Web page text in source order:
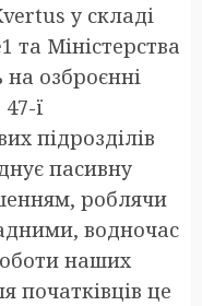
у складі
та Міністерства
на озброєнні
ї
підрозділів
пасивну
роблячи
водночас
наших
початківців це